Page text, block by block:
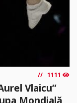
1111
Vlaicu”
Mondială